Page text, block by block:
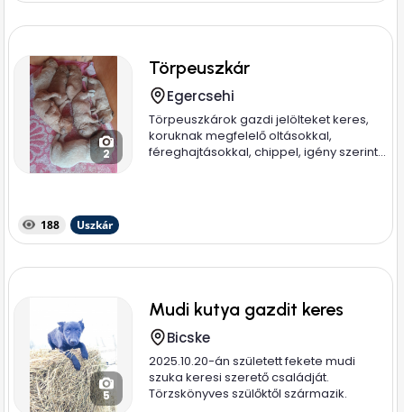
2
Törpeuszkár
Egercsehi
Törpeuszkárok gazdi jelölteket keres,
koruknak megfelelő oltásokkal,
féreghajtásokkal, chippel, igény szerint...
188 Uszkár
5
Mudi kutya gazdit keres
Bicske
2025.10.20-án született fekete mudi
szuka keresi szerető családját.
Törzskönyves szülőktől származik.